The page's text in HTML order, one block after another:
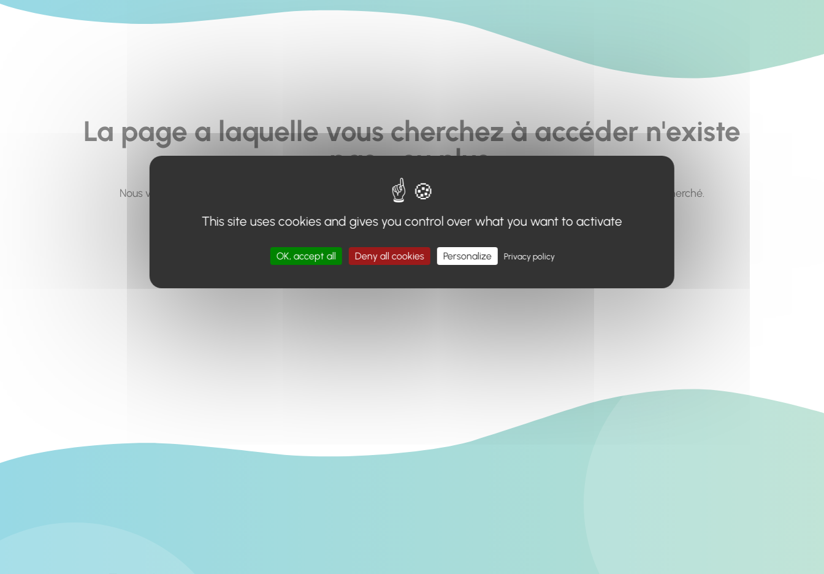
La page a laquelle vous cherchez à accéder n'existe
pas... ou plus.
Nous vous invitons à utiliser le moteur de recherche en haut de page, ou à utiliser le menu pour trouver le contenu recherché.
Retour à l'accueil
This site uses cookies and gives you control over what you want to activate
OK, accept all Deny all cookies Personalize Privacy policy